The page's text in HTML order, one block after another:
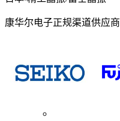
康华尔电子正规渠道供应商